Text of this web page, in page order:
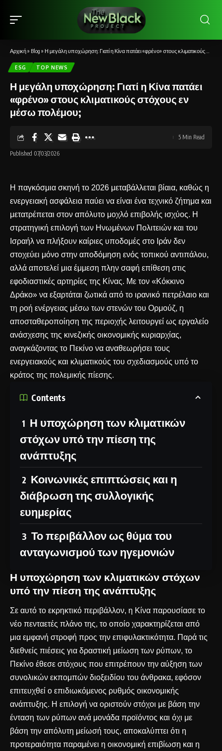
Αρχική» Blog » Η μεγάλη υποχώρηση: Γιατί η Κίνα πατάει «φρένο» στους κλιματικούς στόχους εν μέσω πολέμου;
ESG TOP NEWS
Η μεγάλη υποχώρηση: Γιατί η Κίνα πατάει
«φρένο» στους κλιματικούς στόχους εν
μέσω πολέμου;
Published 07/03/2026
5 Min Read
Η παγκόσμια σκηνή το 2026 μεταβάλλεται βίαια, καθώς η
ενεργειακή ασφάλεια παύει να είναι ένα τεχνικό ζήτημα και
μετατρέπεται στον απόλυτο μοχλό επιβολής ισχύος. Η
στρατηγική επιλογή των Ηνωμένων Πολιτειών και του
Ισραήλ να πλήξουν καίριες υποδομές στο Ιράν δεν
στοχεύει μόνο στην αποδόμηση ενός τοπικού αντιπάλου,
αλλά αποτελεί μια έμμεση πλην σαφή επίθεση στις
εφοδιαστικές αρτηρίες της Κίνας. Με τον «Κόκκινο
Δράκο» να εξαρτάται ζωτικά από το ιρανικό πετρέλαιο και
τη ροή ενέργειας μέσω των στενών του Ορμούζ, η
αποσταθεροποίηση της περιοχής λειτουργεί ως εργαλείο
ανάσχεσης της κινεζικής οικονομικής κυριαρχίας,
αναγκάζοντας το Πεκίνο να αναθεωρήσει τους
ενεργειακούς και κλιματικούς του σχεδιασμούς υπό το
κράτος της πολεμικής πίεσης.
Contents
Η υποχώρηση των κλιματικών
στόχων υπό την πίεση της
ανάπτυξης
Κοινωνικές επιπτώσεις και η
διάβρωση της συλλογικής
ευημερίας
Το περιβάλλον ως θύμα του
ανταγωνισμού των ηγεμονιών
Η υποχώρηση των κλιματικών στόχων
υπό την πίεση της ανάπτυξης
Σε αυτό το εκρηκτικό περιβάλλον, η Κίνα παρουσίασε το
νέο πενταετές πλάνο της, το οποίο χαρακτηρίζεται από
μια εμφανή στροφή προς την επιφυλακτικότητα. Παρά τις
διεθνείς πιέσεις για δραστική μείωση των ρύπων, το
Πεκίνο έθεσε στόχους που επιτρέπουν την αύξηση των
συνολικών εκπομπών διοξειδίου του άνθρακα, εφόσον
επιτευχθεί ο επιδιωκόμενος ρυθμός οικονομικής
ανάπτυξης. Η επιλογή να οριστούν στόχοι με βάση την
ένταση των ρύπων ανά μονάδα προϊόντος και όχι με
βάση την απόλυτη μείωσή τους, αποκαλύπτει ότι η
προτεραιότητα παραμένει η οικονομική επιβίωση και η